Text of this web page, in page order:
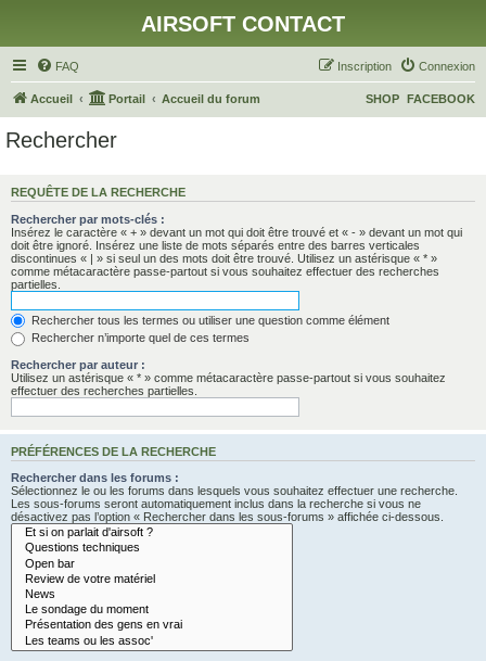
AIRSOFT CONTACT
FAQ Connexion
Inscription
Accueil Portail Accueil du forum FACEBOOK
SHOP
Rechercher
REQUÊTE DE LA RECHERCHE
Rechercher par mots-clés :
Insérez le caractère « + » devant un mot qui doit être trouvé et « - » devant un mot qui
doit être ignoré. Insérez une liste de mots séparés entre des barres verticales
discontinues « | » si seul un des mots doit être trouvé. Utilisez un astérisque « * »
comme métacaractère passe-partout si vous souhaitez effectuer des recherches
partielles.
Rechercher tous les termes ou utiliser une question comme élément
Rechercher n’importe quel de ces termes
Rechercher par auteur :
Utilisez un astérisque « * » comme métacaractère passe-partout si vous souhaitez
effectuer des recherches partielles.
PRÉFÉRENCES DE LA RECHERCHE
Rechercher dans les forums :
Sélectionnez le ou les forums dans lesquels vous souhaitez effectuer une recherche.
Les sous-forums seront automatiquement inclus dans la recherche si vous ne
désactivez pas l’option « Rechercher dans les sous-forums » affichée ci-dessous.